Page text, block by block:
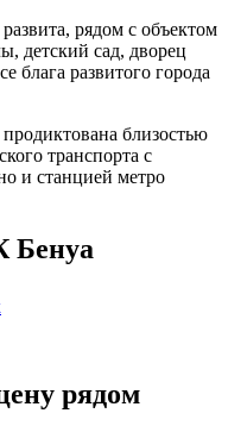
рядом с объектом
детский сад, дворец
блага развитого города
близостью
транспорта с
и станцией метро
Бенуа
рядом